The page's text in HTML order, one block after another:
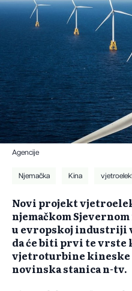
Agencije
Njemačka Kina
Novi projekt
njemačkom
u evropskoj industriji
da će biti prvi te
vjetroturbine kineske
novinska stanica n-tv.